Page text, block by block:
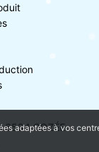
6534 GOZÉE
adaptées à vos